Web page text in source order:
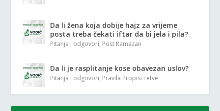
Da li žena koja dobije hajz za vrijeme
posta treba čekati iftar da bi jela i pila?
Pitanja i odgovori, Post Ramazan
Da li je rasplitanje kose obavezan uslov?
Pitanja i odgovori, Pravila Propisi Fetve